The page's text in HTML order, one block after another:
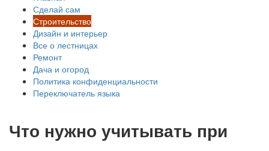
Сделай сам
Строительство
Дизайн и интерьер
Все о лестницах
Ремонт
Дача и огород
Политика конфиденциальности
Переключатель языка
Что нужно учитывать при